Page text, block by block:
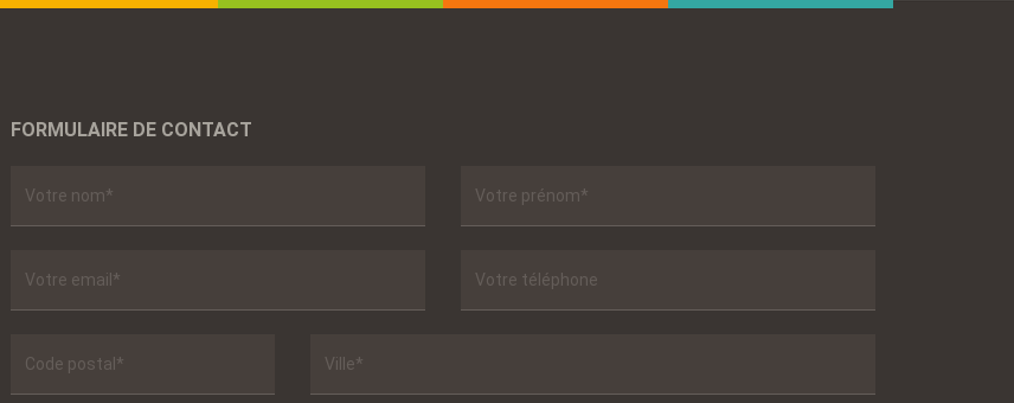
FORMULAIRE DE CONTACT